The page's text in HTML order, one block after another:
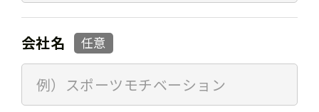
会社名 任意